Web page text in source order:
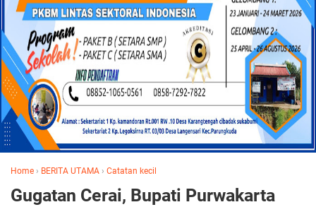
Home › BERITA UTAMA › Catatan kecil
Gugatan Cerai, Bupati Purwakarta